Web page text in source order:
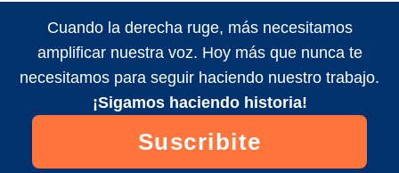
Cuando la derecha ruge, más necesitamos
amplificar nuestra voz. Hoy más que nunca te
necesitamos para seguir haciendo nuestro trabajo.
¡Sigamos haciendo historia!
Suscribite